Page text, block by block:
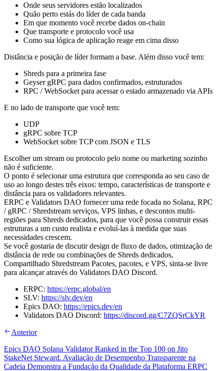
Onde seus servidores estão localizados
Quão perto estás do líder de cada banda
Em que momento você recebe dados on-chain
Que transporte e protocolo você usa
Como sua lógica de aplicação reage em cima disso
Distância e posição de líder formam a base. Além disso você tem:
Shreds para a primeira fase
Geyser gRPC para dados confirmados, estruturados
RPC / WebSocket para acessar o estado armazenado via APIs
E no lado de transporte que você tem:
UDP
gRPC sobre TCP
WebSocket sobre TCP com JSON e TLS
Escolher um stream ou protocolo pelo nome ou marketing sozinho
não é suficiente.
O ponto é selecionar uma estrutura que corresponda ao seu caso de
uso ao longo destes três eixos: tempo, características de transporte e
distância para os validadores relevantes.
ERPC e Validators DAO fornecer uma rede focada no Solana, RPC
/ gRPC / Shredstream serviços, VPS linhas, e descontos multi-
regiões para Shreds dedicados, para que você possa construir essas
estruturas a um custo realista e evoluí-las à medida que suas
necessidades crescem.
Se você gostaria de discutir design de fluxo de dados, otimização de
distância de rede ou combinações de Shreds dedicados,
Compartilhado Shredstream Pacotes, pacotes, e VPS, sinta-se livre
para alcançar através do Validators DAO Discord.
ERPC: https://erpc.global/en
SLV: https://slv.dev/en
Epics DAO: https://epics.dev/en
Validators DAO Discord: https://discord.gg/C7ZQSrCkYR
Anterior
Epics DAO Solana Validator Ranked in the Top 100 on Jito
StakeNet Steward. Avaliação de Desempenho Transparente na
Cadeia Demonstra a Fundação da Qualidade da Plataforma ERPC